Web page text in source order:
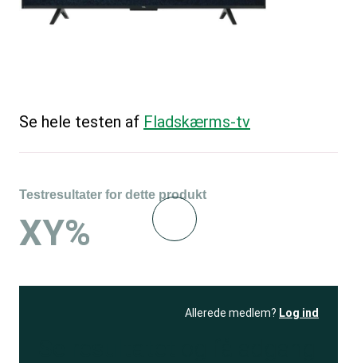
Se hele testen af Fladskærms-tv
Testresultater for dette produkt
XY%
Allerede medlem? Log ind